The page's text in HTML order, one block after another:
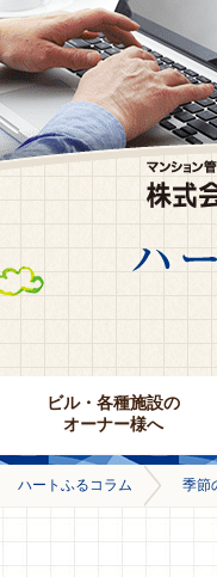
ビル・各種施設の
オーナー様へ
ハートふるコラム 季節